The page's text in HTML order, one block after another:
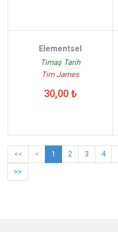
Elementsel
Timaş Tarih
Tim James
30,00 ₺
<< < 1 2 3 4
>>